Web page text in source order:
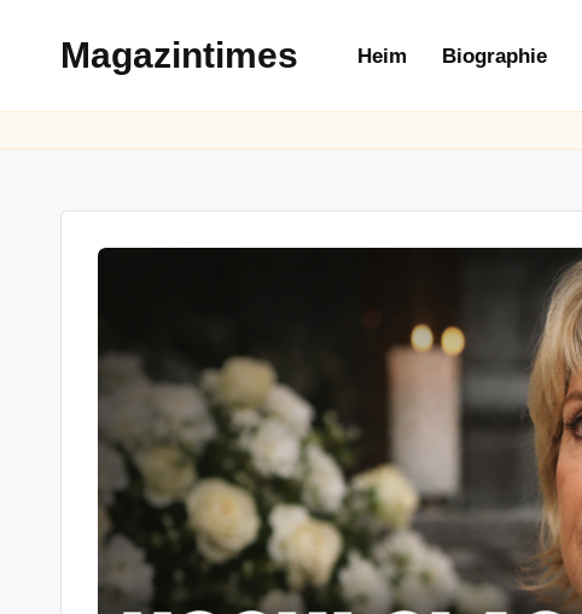
Magazintimes Heim Biographie